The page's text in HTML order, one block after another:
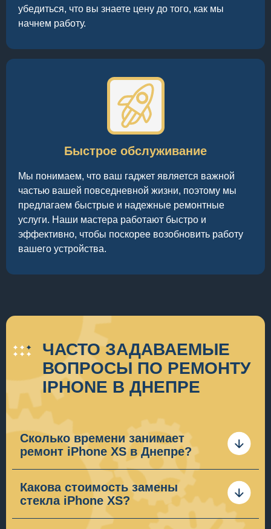
убедиться, что вы знаете цену до того, как мы
начнем работу.
Быстрое обслуживание
Мы понимаем, что ваш гаджет является важной
частью вашей повседневной жизни, поэтому мы
предлагаем быстрые и надежные ремонтные
услуги. Наши мастера работают быстро и
эффективно, чтобы поскорее возобновить работу
вашего устройства.
ЧАСТО ЗАДАВАЕМЫЕ
ВОПРОСЫ ПО РЕМОНТУ
IPHONE В ДНЕПРЕ
Сколько времени занимает
ремонт iPhone XS в Днепре?
Сроки ремонта iPhone XS зависят от сложности
ремонта. В общей сложности предоставление
услуги по ремонту телефонов определяет
несколько этапов:
Какова стоимость замены
стекла iPhone XS?
На нашем сайте Вы сможете найти прайсы по